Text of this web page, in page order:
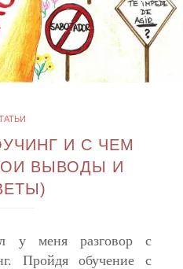
И С ЧЕМ
ВЫВОДЫ И
у меня разговор с
Пройдя обучение с